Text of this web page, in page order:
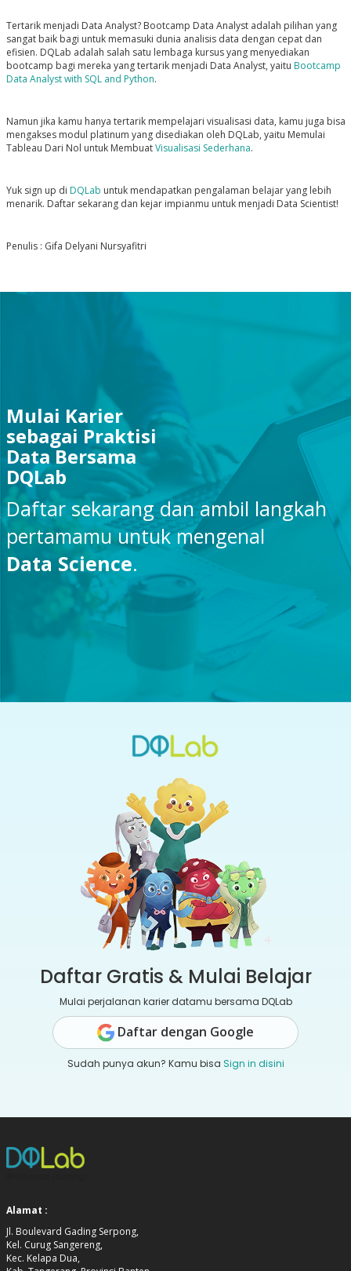
Tertarik menjadi Data Analyst? Bootcamp Data Analyst adalah pilihan yang
sangat baik bagi untuk memasuki dunia analisis data dengan cepat dan
efisien. DQLab adalah salah satu lembaga kursus yang menyediakan
bootcamp bagi mereka yang tertarik menjadi Data Analyst, yaitu Bootcamp
Data Analyst with SQL and Python.
Namun jika kamu hanya tertarik mempelajari visualisasi data, kamu juga bisa
mengakses modul platinum yang disediakan oleh DQLab, yaitu Memulai
Tableau Dari Nol untuk MembuatVisualisasi Sederhana.
Yuk sign up di DQLab untuk mendapatkan pengalaman belajar yang lebih
menarik. Daftar sekarang dan kejar impianmu untuk menjadi Data Scientist!
Penulis : Gifa Delyani Nursyafitri
Mulai Karier
sebagai Praktisi
Data Bersama
DQLab
Daftar sekarang dan ambil langkah
pertamamu untuk mengenal
Data Science.
Daftar Gratis & Mulai Belajar
Mulai perjalanan karier datamu bersama DQLab
Daftar dengan Google
Sudah punya akun? Kamu bisa Sign in disini
Alamat :
Jl. Boulevard Gading Serpong,
Kel. Curug Sangereng,
Kec. Kelapa Dua,